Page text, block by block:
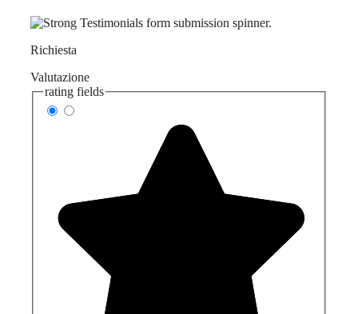
Richiesta
Valutazione
rating fields